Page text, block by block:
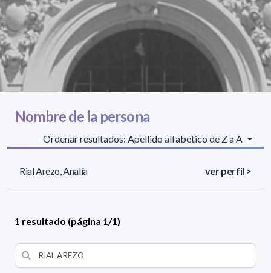
Nombre de la persona
Ordenar resultados: Apellido alfabético de Z a A
Rial Arezo, Analía ver perfil >
1 resultado (página 1/1)